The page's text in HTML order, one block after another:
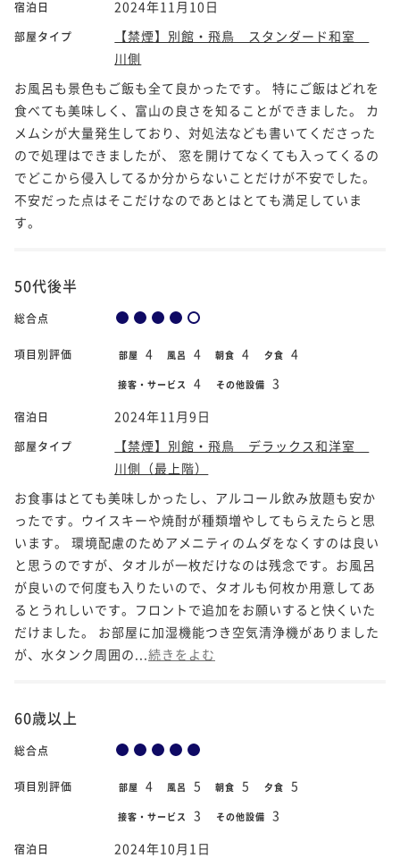
宿泊日 2024年11月10日
部屋タイプ
【禁煙】別館・飛鳥 スタンダード和室
川側
お風呂も景色もご飯も全て良かったです。 特にご飯はどれを
食べても美味しく、富山の良さを知ることができました。 カ
メムシが大量発生しており、対処法なども書いてくださった
ので処理はできましたが、 窓を開けてなくても入ってくるの
でどこから侵入してるか分からないことだけが不安でした。
不安だった点はそこだけなのであとはとても満足していま
す。
50代後半
総合点
項目別評価 部屋 4 風呂 4 朝食 4 夕食 4
接客・サービス 4 その他設備 3
宿泊日 2024年11月9日
部屋タイプ
【禁煙】別館・飛鳥 デラックス和洋室
川側（最上階）
お食事はとても美味しかったし、アルコール飲み放題も安か
ったです。ウイスキーや焼酎が種類増やしてもらえたらと思
います。 環境配慮のためアメニティのムダをなくすのは良い
と思うのですが、タオルが一枚だけなのは残念です。お風呂
が良いので何度も入りたいので、タオルも何枚か用意してあ
るとうれしいです。フロントで追加をお願いすると快くいた
だけました。 お部屋に加湿機能つき空気清浄機がありました
が、水タンク周囲の... 続きをよむ
60歳以上
総合点
項目別評価 部屋 4 風呂 5 朝食 5 夕食 5
接客・サービス 3 その他設備 3
宿泊日 2024年10月1日